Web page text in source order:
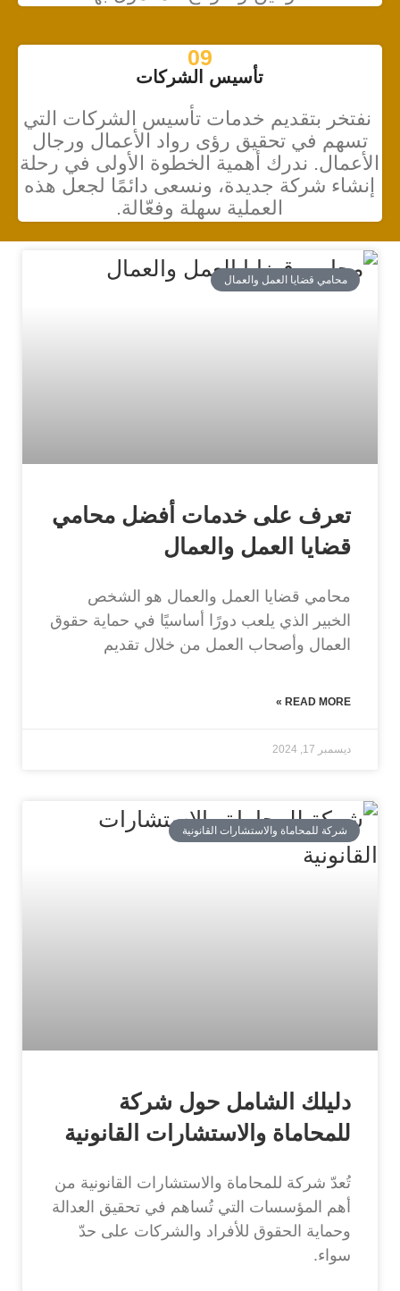
09
تأسيس الشركات
نفتخر بتقديم خدمات تأسيس الشركات التي
تسهم في تحقيق رؤى رواد الأعمال ورجال
الأعمال. ندرك أهمية الخطوة الأولى في رحلة
إنشاء شركة جديدة، ونسعى دائمًا لجعل هذه
العملية سهلة وفعّالة.
محامي قضايا العمل والعمال
تعرف على خدمات أفضل محامي
قضايا العمل والعمال
محامي قضايا العمل والعمال هو الشخص
الخبير الذي يلعب دورًا أساسيًا في حماية حقوق
العمال وأصحاب العمل من خلال تقديم
READ MORE »
ديسمبر 17, 2024
شركة للمحاماة والاستشارات القانونية
دليلك الشامل حول شركة
للمحاماة والاستشارات القانونية
تُعدّ شركة للمحاماة والاستشارات القانونية من
أهم المؤسسات التي تُساهم في تحقيق العدالة
وحماية الحقوق للأفراد والشركات على حدّ
سواء.